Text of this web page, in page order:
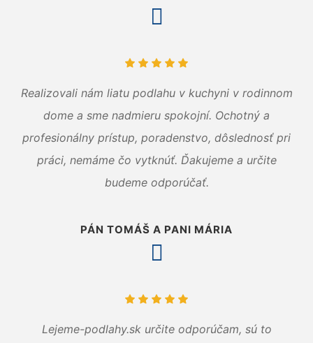
Realizovali nám liatu podlahu v kuchyni v rodinnom
dome a sme nadmieru spokojní. Ochotný a
profesionálny prístup, poradenstvo, dôslednosť pri
práci, nemáme čo vytknúť. Ďakujeme a určite
budeme odporúčať.
PÁN TOMÁŠ A PANI MÁRIA
Lejeme-podlahy.sk určite odporúčam, sú to